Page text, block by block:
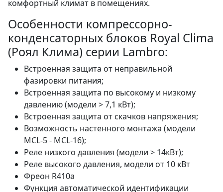
комфортный климат в помещениях.
Особенности компрессорно-
конденсаторных блоков Royal Clima
(Роял Клима) серии Lambro:
Встроенная защита от неправильной
фазировки питания;
Встроенная защита по высокому и низкому
давлению (модели > 7,1 кВт);
Встроенная защита от скачков напряжения;
Возможность настенного монтажа (модели
MCL-5 - MCL-16);
Реле низкого давления (модели > 14кВт);
Реле высокого давления, модели от 10 кВт
Фреон R410a
Функция автоматической идентификации